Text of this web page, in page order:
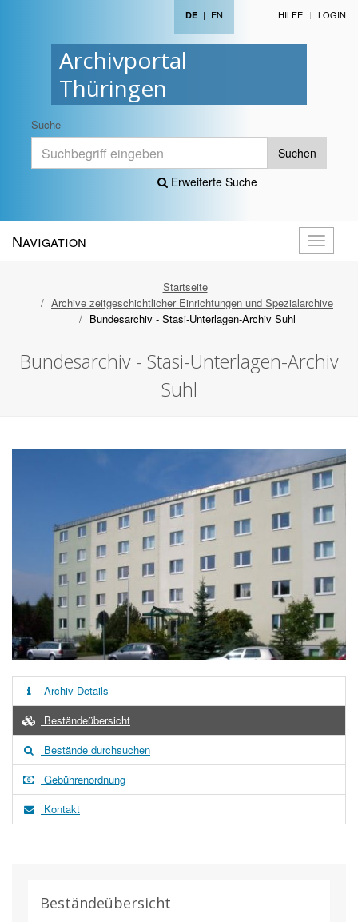
Archivportal
Thüringen
DE | EN HILFE LOGIN
Suche
Suchen
Erweiterte Suche
öffnen
Navigation
Startseite
Archive zeitgeschichtlicher Einrichtungen und Spezialarchive
Bundesarchiv - Stasi-Unterlagen-Archiv Suhl
Bundesarchiv - Stasi-Unterlagen-Archiv
Suhl
Archiv-Details
Beständeübersicht
Bestände durchsuchen
Gebührenordnung
Kontakt
Beständeübersicht